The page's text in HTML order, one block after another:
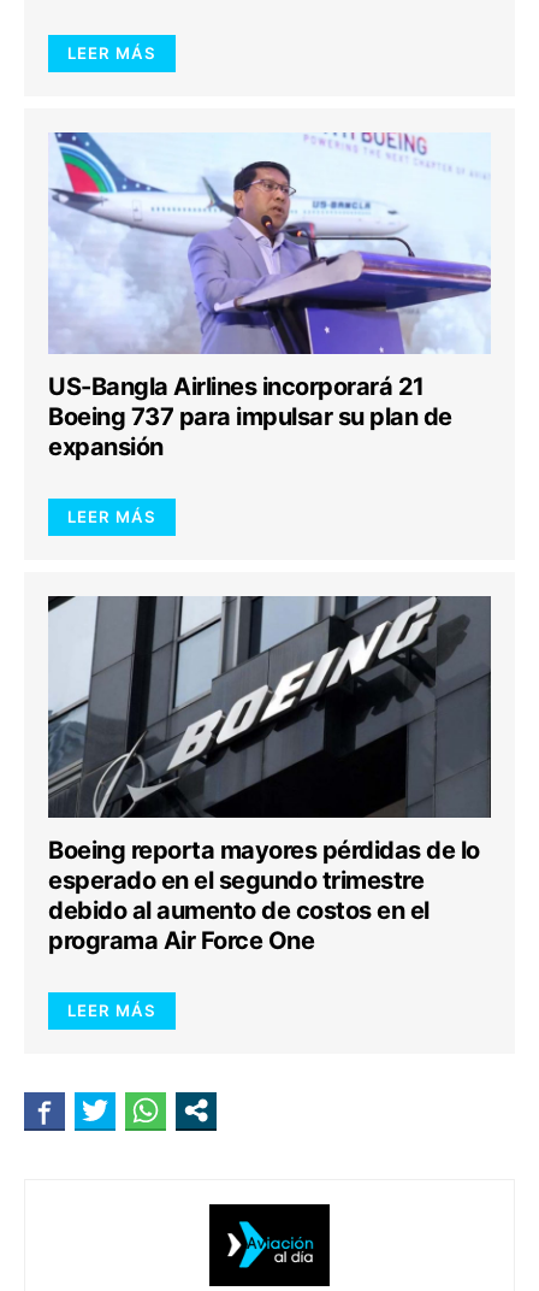
LEER MÁS
US-Bangla Airlines incorporará 21
Boeing 737 para impulsar su plan de
expansión
LEER MÁS
Boeing reporta mayores pérdidas de lo
esperado en el segundo trimestre
debido al aumento de costos en el
programa Air Force One
LEER MÁS